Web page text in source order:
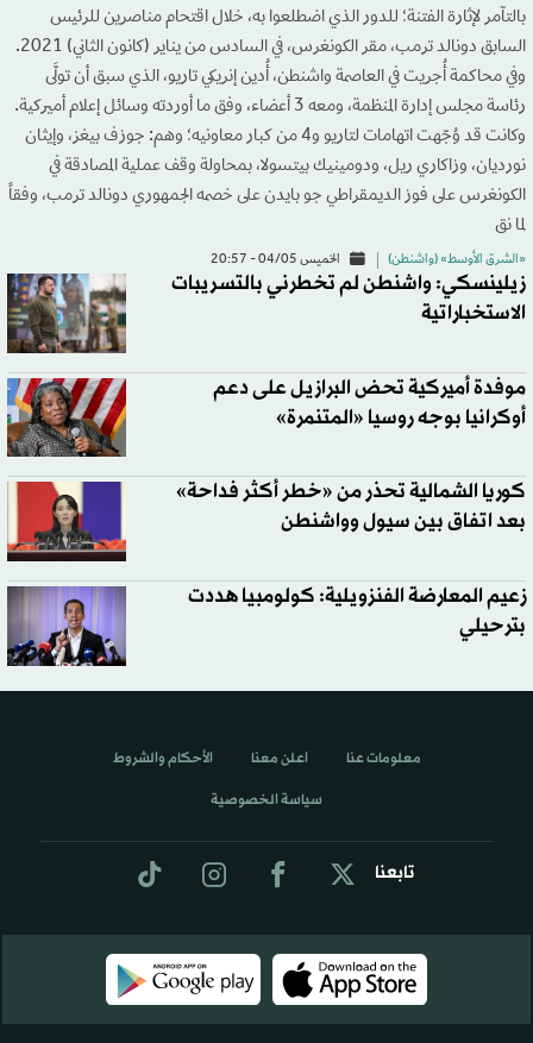
بالتآمر لإثارة الفتنة؛ للدور الذي اضطلعوا به، خلال اقتحام مناصرين للرئيس
السابق دونالد ترمب، مقر الكونغرس، في السادس من يناير (كانون الثاني) 2021.
وفي محاكمة أُجريت في العاصمة واشنطن، أُدين إنريكي تاريو، الذي سبق أن تولَّى
رئاسة مجلس إدارة المنظمة، ومعه 3 أعضاء، وفق ما أوردته وسائل إعلام أميركية.
وكانت قد وُجّهت اتهامات لتاريو و4 من كبار معاونيه؛ وهم: جوزف بيغز، وإيثان
نورديان، وزاكاري ريل، ودومينيك بيتسولا، بمحاولة وقف عملية المصادقة في
الكونغرس على فوز الديمقراطي جو بايدن على خصمه الجمهوري دونالد ترمب، وفقاً
لما نق
«الشرق الأوسط» (واشنطن) الخميس 04/05 - 20:57
زيلينسكي: واشنطن لم تخطرني بالتسريبات
الاستخباراتية
موفدة أميركية تحض البرازيل على دعم
أوكرانيا بوجه روسيا «المتنمرة»
كوريا الشمالية تحذر من «خطر أكثر فداحة»
بعد اتفاق بين سيول وواشنطن
زعيم المعارضة الفنزويلية: كولومبيا هددت
بترحيلي
تابعنا
معلومات عنا اعلن معنا الأحكام والشروط
سياسة الخصوصية